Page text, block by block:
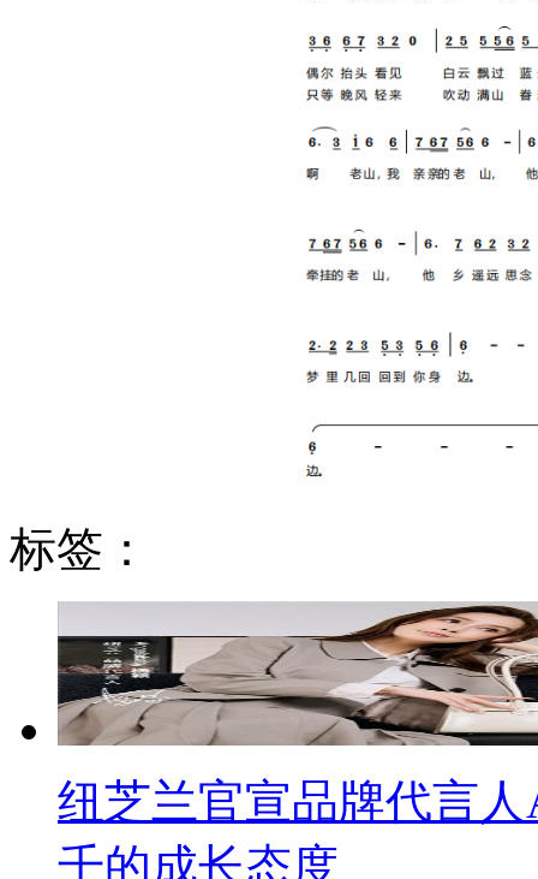
标签：
纽芝兰官宣品牌代言
千的成长态度